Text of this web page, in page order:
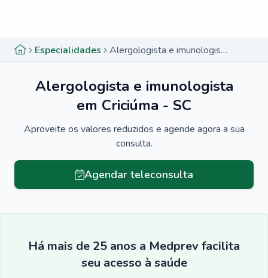
Especialidades Alergologista e imunologista em Criciúma - SC
Alergologista e imunologista
em Criciúma - SC
Aproveite os valores reduzidos e agende agora a sua
consulta.
Agendar teleconsulta
Há mais de 25 anos a Medprev facilita
seu acesso à saúde